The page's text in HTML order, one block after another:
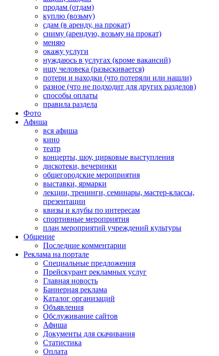
продам (отдам)
куплю (возьму)
сдам (в аренду, на прокат)
сниму (арендую, возьму на прокат)
меняю
окажу услуги
нуждаюсь в услугах (кроме вакансий)
ищу человека (разыскивается)
потери и находки (что потеряли или нашли)
разное (что не подходит для других разделов)
способы оплаты
правила раздела
Фото
Афиша
вся афиша
кино
театр
концерты, шоу, цирковые выступления
дискотеки, вечеринки
общегородские мероприятия
выставки, ярмарки
лекции, тренинги, семинары, мастер-классы,
презентации
квизы и клубы по интересам
спортивные мероприятия
план мероприятий учреждений культуры
Общение
Последние комментарии
Реклама на портале
Специальные предложения
Прейскурант рекламных услуг
Главная новость
Баннерная реклама
Каталог организаций
Объявления
Обслуживание сайтов
Афиша
Документы для скачивания
Статистика
Оплата